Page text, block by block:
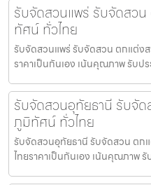
รับจัดสวนแพร่ รับจัดสว
ทัศน์ ทั่วไทย
รับจัดสวนแพร่ รับจัดสวน ตกแต่
ราคาเป็นกันเอง เน้นคุณภาพ รับป
รับจัดสวนอุทัยธานี รับจั
ภูมิทัศน์ ทั่วไทย
รับจัดสวนอุทัยธานี รับจัดสวน ต
ไทยราคาเป็นกันเอง เน้นคุณภาพ